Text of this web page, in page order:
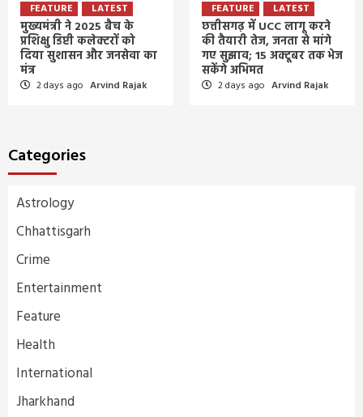
FEATURE
LATEST
मुख्यमंत्री ने 2025 बैच के
प्रशिक्षु डिप्टी कलेक्टरों को
दिया सुशासन और जनसेवा का
मंत्र
2 days ago Arvind Rajak
FEATURE
LATEST
छत्तीसगढ़ में UCC लागू करने
की तैयारी तेज, जनता से मांगे
गए सुझाव; 15 अक्टूबर तक भेज
सकेंगे अभिमत
2 days ago Arvind Rajak
Categories
Astrology
Chhattisgarh
Crime
Entertainment
Feature
Health
International
Jharkhand